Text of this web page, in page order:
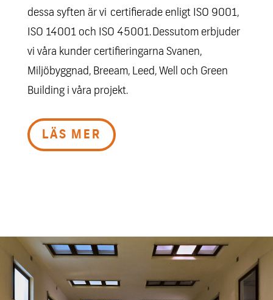
dessa syften är vi certifierade enligt ISO 9001,
ISO 14001 och ISO 45001.Dessutom erbjuder
vi våra kunder certifieringarna Svanen,
Miljöbyggnad, Breeam, Leed, Well och Green
Building i våra projekt.
LÄS MER